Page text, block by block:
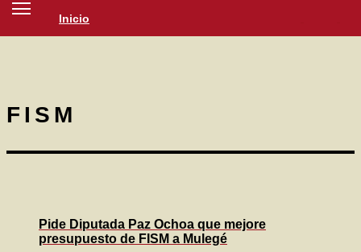
Inicio
SOCIEDAD
FISM
Pide Diputada Paz Ochoa que mejore
presupuesto de FISM a Mulegé